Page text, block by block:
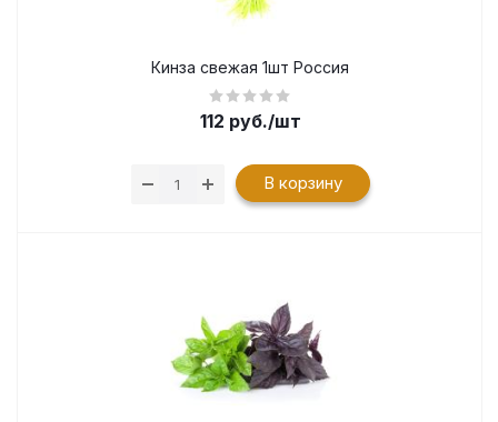
Кинза свежая 1шт Россия
112 руб./шт
В корзину